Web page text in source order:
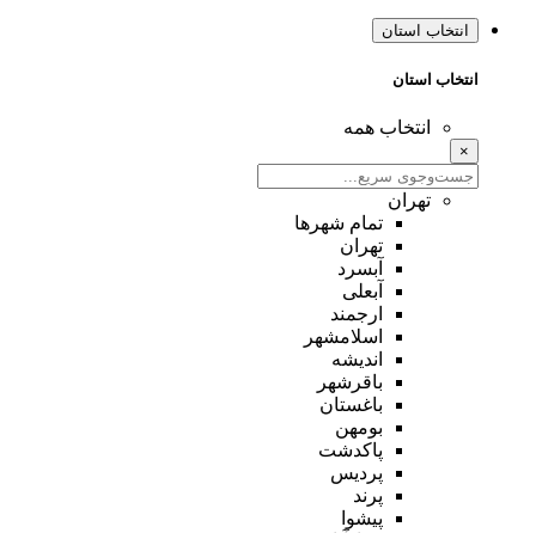
انتخاب استان
انتخاب استان
انتخاب همه
×
تهران
تمام شهر‌ها
تهران
آبسرد
آبعلی
ارجمند
اسلامشهر
اندیشه
باقرشهر
باغستان
بومهن
پاکدشت
پردیس
پرند
پیشوا